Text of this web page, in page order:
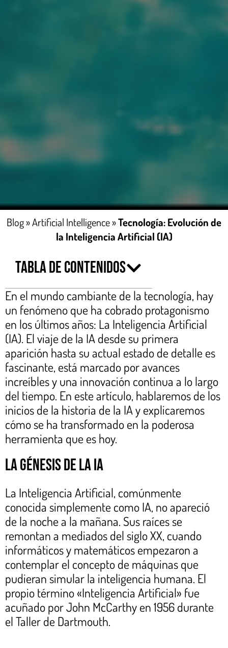
Blog»Artificial Intelligence»Tecnología: Evolución de
la Inteligencia Artificial (IA)
Tabla de contenidos
En el mundo cambiante de la tecnología, hay
un fenómeno que ha cobrado protagonismo
en los últimos años: La Inteligencia Artificial
(IA). El viaje de la IA desde su primera
aparición hasta su actual estado de detalle es
fascinante, está marcado por avances
increíbles y una innovación continua a lo largo
del tiempo. En este artículo, hablaremos de los
inicios de la historia de la IA y explicaremos
cómo se ha transformado en la poderosa
herramienta que es hoy.
La génesis de la IA
La Inteligencia Artificial, comúnmente
conocida simplemente como IA, no apareció
de la noche a la mañana. Sus raíces se
remontan a mediados del siglo XX, cuando
informáticos y matemáticos empezaron a
contemplar el concepto de máquinas que
pudieran simular la inteligencia humana. El
propio término «Inteligencia Artificial» fue
acuñado por John McCarthy en 1956 durante
el Taller de Dartmouth.